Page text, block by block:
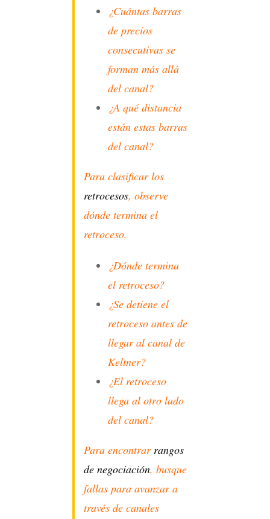
¿Cuántas barras
de precios
consecutivas se
forman más allá
del canal?
¿A qué distancia
están estas barras
del canal?
Para clasificar los
retrocesos, observe
dónde termina el
retroceso.
¿Dónde termina
el retroceso?
¿Se detiene el
retroceso antes de
llegar al canal de
Keltner?
¿El retroceso
llega al otro lado
del canal?
Para encontrar rangos
de negociación, busque
fallas para avanzar a
través de canales